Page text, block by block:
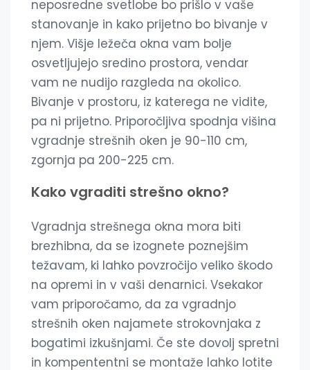
neposredne svetlobe bo prišlo v vaše
stanovanje in kako prijetno bo bivanje v
njem. Višje ležeča okna vam bolje
osvetljujejo sredino prostora, vendar
vam ne nudijo razgleda na okolico.
Bivanje v prostoru, iz katerega ne vidite,
pa ni prijetno. Priporočljiva spodnja višina
vgradnje strešnih oken je 90-110 cm,
zgornja pa 200-225 cm.
Kako vgraditi strešno okno?
Vgradnja strešnega okna mora biti
brezhibna, da se izognete poznejšim
težavam, ki lahko povzročijo veliko škodo
na opremi in v vaši denarnici. Vsekakor
vam priporočamo, da za vgradnjo
strešnih oken najamete strokovnjaka z
bogatimi izkušnjami. Če ste dovolj spretni
in kompententni se montaže lahko lotite